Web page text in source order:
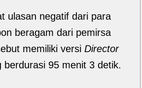
ulasan negatif dari para
beragam dari pemirsa
memiliki versi Director
95 menit 3 detik.